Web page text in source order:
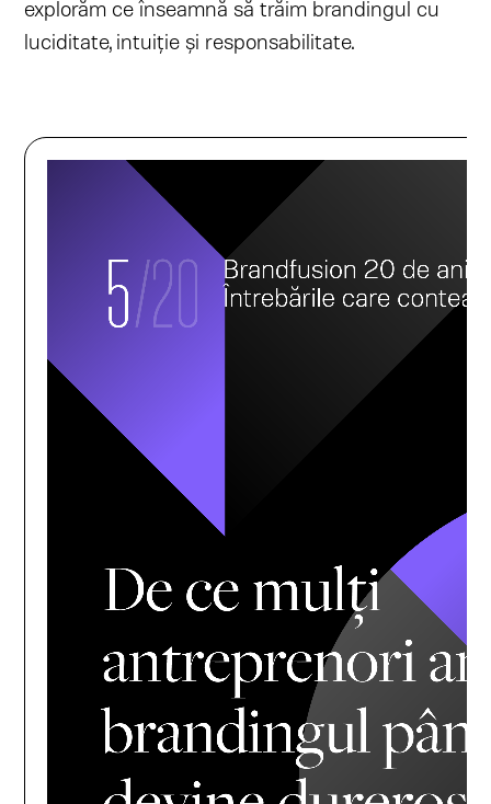
explorăm ce înseamnă să trăim brandingul cu
luciditate, intuiție și responsabilitate.